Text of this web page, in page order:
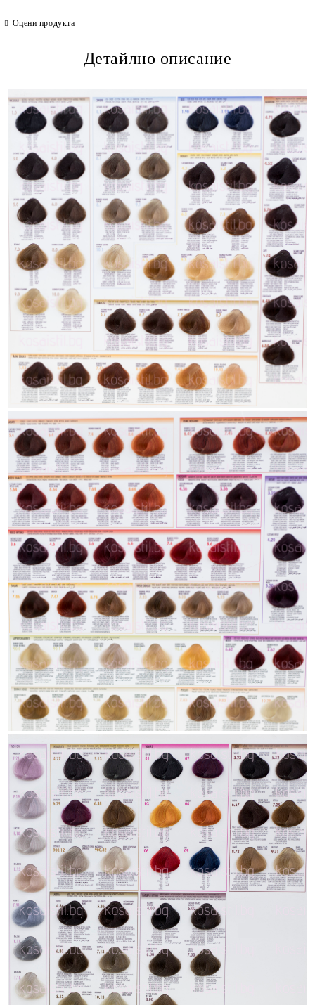
Оцени продукта
Детайлно описание